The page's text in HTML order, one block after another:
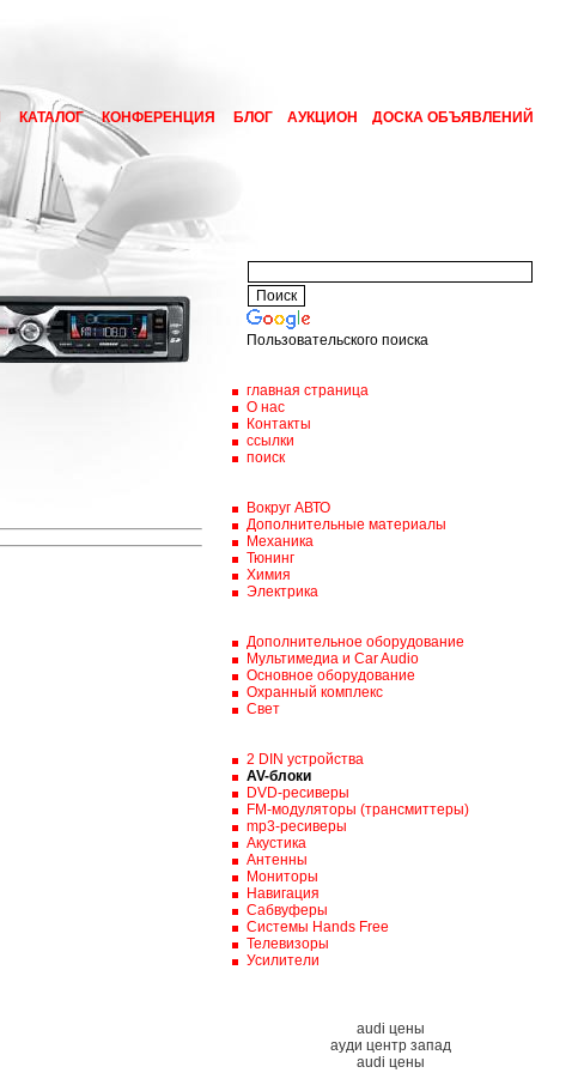
КАТАЛОГ КОНФЕРЕНЦИЯ БЛОГ АУКЦИОН ДОСКА ОБЪЯВЛЕНИЙ
Пользовательского поиска
главная страница
О нас
Контакты
ссылки
поиск
Вокруг АВТО
Дополнительные материалы
Механика
Тюнинг
Химия
Электрика
Дополнительное оборудование
Мультимедиа и Car Audio
Основное оборудование
Охранный комплекс
Свет
2 DIN устройства
AV-блоки
DVD-ресиверы
FM-модуляторы (трансмиттеры)
mp3-ресиверы
Акустика
Антенны
Мониторы
Навигация
Сабвуферы
Системы Hands Free
Телевизоры
Усилители
audi цены
ауди центр запад
audi цены